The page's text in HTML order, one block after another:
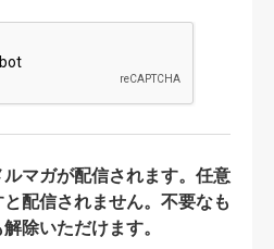
マガが配信されます。任意
配信されません。不要なも
除いただけます。